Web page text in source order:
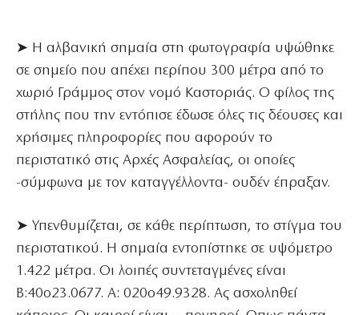
➤ Η αλβανική σημαία στη φωτογραφία υψώθηκε
σε σημείο που απέχει περίπου 300 μέτρα από το
χωριό Γράμμος στον νομό Καστοριάς. Ο φίλος της
στήλης που την εντόπισε έδωσε όλες τις δέουσες και
χρήσιμες πληροφορίες που αφορούν το
περιστατικό στις Αρχές Ασφαλείας, οι οποίες
-σύμφωνα με τον καταγγέλλοντα- ουδέν έπραξαν.
➤ Υπενθυμίζεται, σε κάθε περίπτωση, το στίγμα του
περιστατικού. Η σημαία εντοπίστηκε σε υψόμετρο
1.422 μέτρα. Οι λοιπές συντεταγμένες είναι
Β:40ο23.0677. Α: 020ο49.9328. Ας ασχοληθεί